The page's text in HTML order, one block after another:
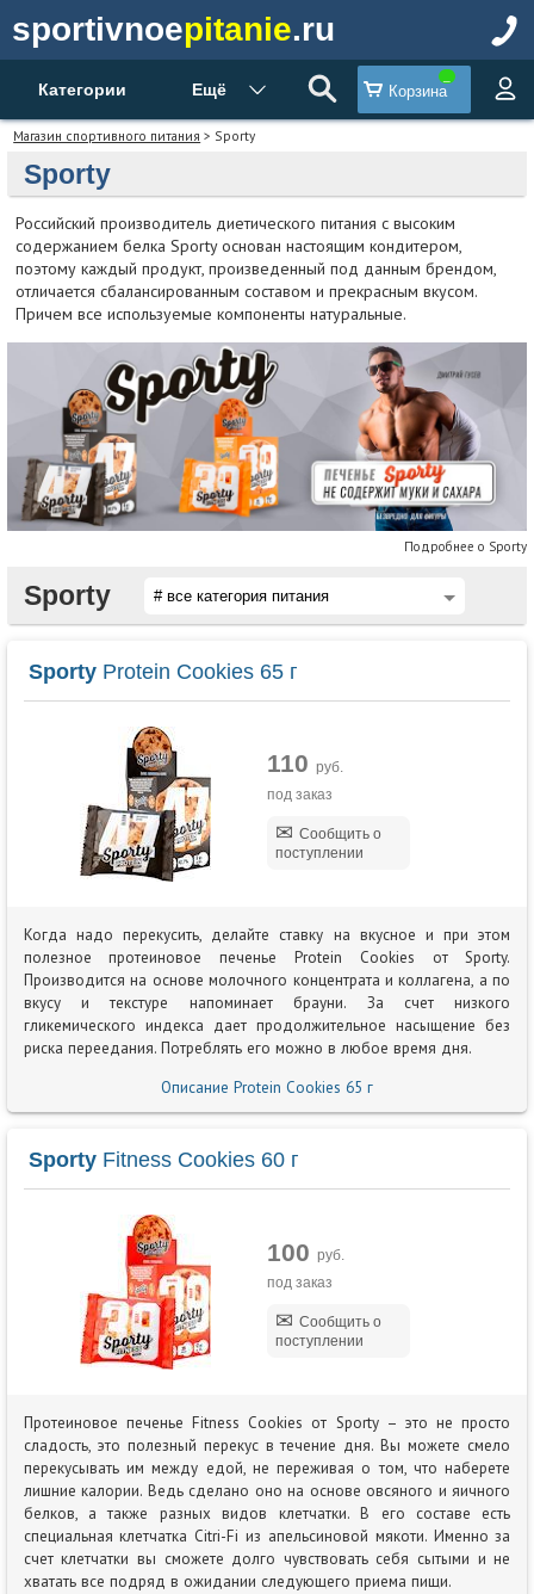
sportivnoepitanie.ru
Категории Ещё Корзина
Магазин спортивного питания > Sporty
Sporty
Российский производитель диетического питания с высоким
содержанием белка Sporty основан настоящим кондитером,
поэтому каждый продукт, произведенный под данным брендом,
отличается сбалансированным составом и прекрасным вкусом.
Причем все используемые компоненты натуральные.
Подробнее о Sporty
Sporty
SportyProtein Cookies 65 г
110 руб.
под заказ
Сообщить о
поступлении
Когда надо перекусить, делайте ставку на вкусное и при этом
полезное протеиновое печенье Protein Cookies от Sporty.
Производится на основе молочного концентрата и коллагена, а по
вкусу и текстуре напоминает брауни. За счет низкого
гликемического индекса дает продолжительное насыщение без
риска переедания. Потреблять его можно в любое время дня.
Описание Protein Cookies 65 г
SportyFitness Cookies 60 г
100 руб.
под заказ
Сообщить о
поступлении
Протеиновое печенье Fitness Cookies от Sporty – это не просто
сладость, это полезный перекус в течение дня. Вы можете смело
перекусывать им между едой, не переживая о том, что наберете
лишние калории. Ведь сделано оно на основе овсяного и яичного
белков, а также разных видов клетчатки. В его составе есть
специальная клетчатка Citri-Fi из апельсиновой мякоти. Именно за
счет клетчатки вы сможете долго чувствовать себя сытыми и не
хватать все подряд в ожидании следующего приема пищи.